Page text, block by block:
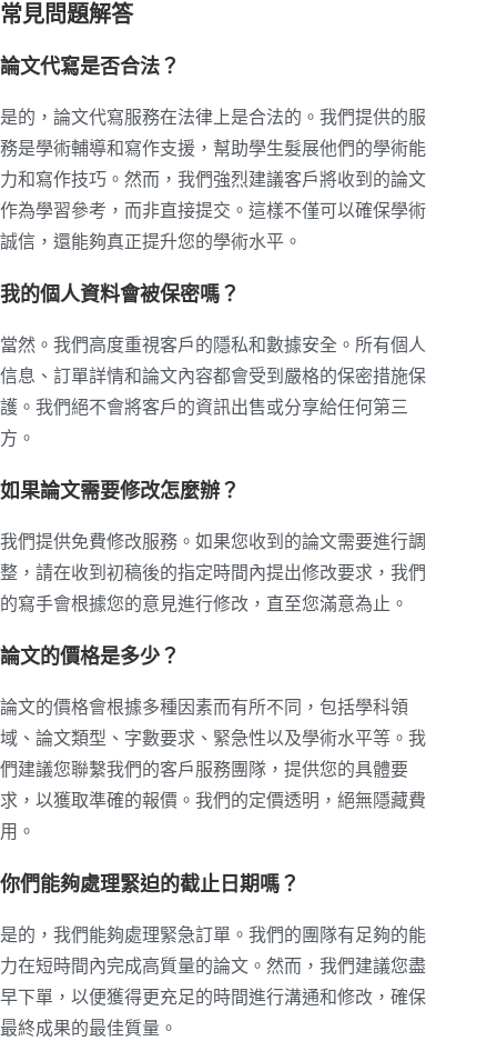
常見問題解答
論文代寫是否合法？
是的，論文代寫服務在法律上是合法的。我們提供的服
務是學術輔導和寫作支援，幫助學生髮展他們的學術能
力和寫作技巧。然而，我們強烈建議客戶將收到的論文
作為學習參考，而非直接提交。這樣不僅可以確保學術
誠信，還能夠真正提升您的學術水平。
我的個人資料會被保密嗎？
當然。我們高度重視客戶的隱私和數據安全。所有個人
信息、訂單詳情和論文內容都會受到嚴格的保密措施保
護。我們絕不會將客戶的資訊出售或分享給任何第三
方。
如果論文需要修改怎麼辦？
我們提供免費修改服務。如果您收到的論文需要進行調
整，請在收到初稿後的指定時間內提出修改要求，我們
的寫手會根據您的意見進行修改，直至您滿意為止。
論文的價格是多少？
論文的價格會根據多種因素而有所不同，包括學科領
域、論文類型、字數要求、緊急性以及學術水平等。我
們建議您聯繫我們的客戶服務團隊，提供您的具體要
求，以獲取準確的報價。我們的定價透明，絕無隱藏費
用。
你們能夠處理緊迫的截止日期嗎？
是的，我們能夠處理緊急訂單。我們的團隊有足夠的能
力在短時間內完成高質量的論文。然而，我們建議您盡
早下單，以便獲得更充足的時間進行溝通和修改，確保
最終成果的最佳質量。